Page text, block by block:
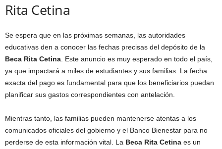
Rita Cetina
Se espera que en las próximas semanas, las autoridades
educativas den a conocer las fechas precisas del depósito de la
Beca Rita Cetina . Este anuncio es muy esperado en todo el país,
ya que impactará a miles de estudiantes y sus familias. La fecha
exacta del pago es fundamental para que los beneficiarios puedan
planificar sus gastos correspondientes con antelación.
Mientras tanto, las familias pueden mantenerse atentas a los
comunicados oficiales del gobierno y el Banco Bienestar para no
perderse de esta información vital. La Beca Rita Cetina es un